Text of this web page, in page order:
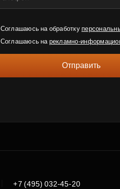
Соглашаюсь на обработку
Соглашаюсь на рекламно-
Отправить
+7 (495) 032-45-20